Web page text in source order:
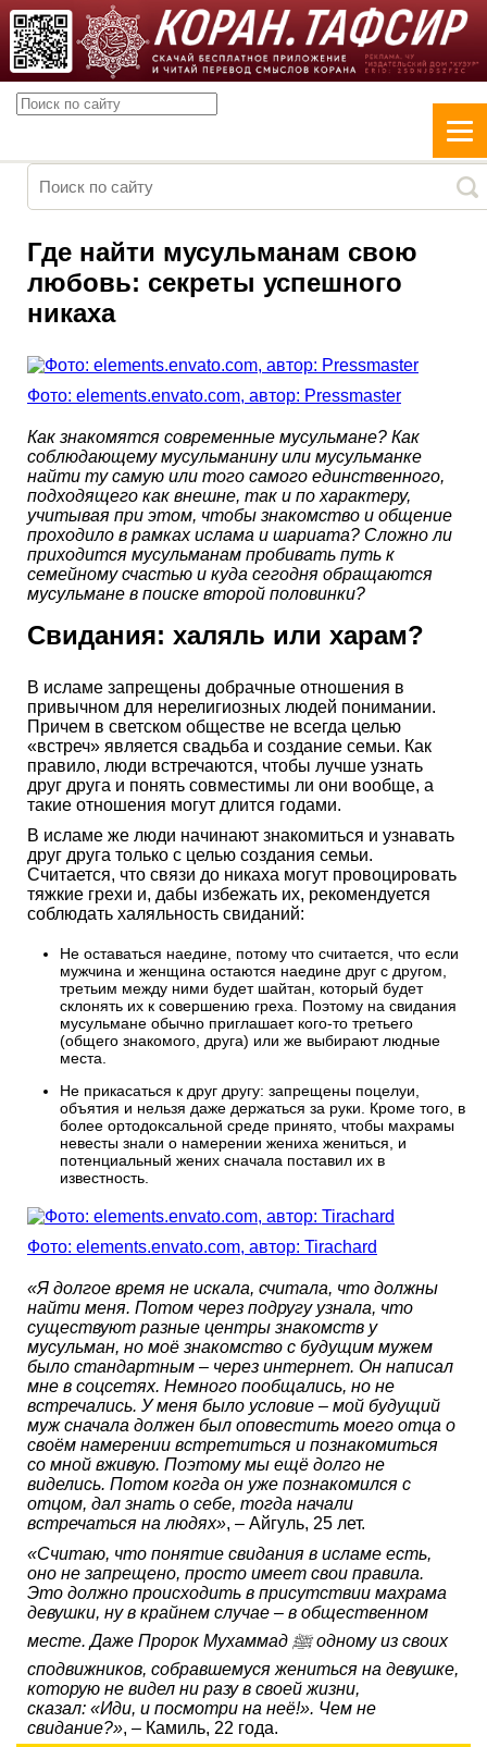
Где найти мусульманам свою
любовь: секреты успешного
никаха
Фото: elements.envato.com, автор: Pressmaster
Как знакомятся современные мусульмане? Как
соблюдающему мусульманину или мусульманке
найти ту самую или того самого единственного,
подходящего как внешне, так и по характеру,
учитывая при этом, чтобы знакомство и общение
проходило в рамках ислама и шариата? Сложно ли
приходится мусульманам пробивать путь к
семейному счастью и куда сегодня обращаются
мусульмане в поиске второй половинки?
Свидания: халяль или харам?
В исламе запрещены добрачные отношения в
привычном для нерелигиозных людей понимании.
Причем в светском обществе не всегда целью
«встреч» является свадьба и создание семьи. Как
правило, люди встречаются, чтобы лучше узнать
друг друга и понять совместимы ли они вообще, а
такие отношения могут длится годами.
В исламе же люди начинают знакомиться и узнавать
друг друга только с целью создания семьи.
Считается, что связи до никаха могут провоцировать
тяжкие грехи и, дабы избежать их, рекомендуется
соблюдать халяльность свиданий:
Не оставаться наедине, потому что считается, что если
мужчина и женщина остаются наедине друг с другом,
третьим между ними будет шайтан, который будет
склонять их к совершению греха. Поэтому на свидания
мусульмане обычно приглашает кого-то третьего
(общего знакомого, друга) или же выбирают людные
места.
Не прикасаться к друг другу: запрещены поцелуи,
объятия и нельзя даже держаться за руки. Кроме того, в
более ортодоксальной среде принято, чтобы махрамы
невесты знали о намерении жениха жениться, и
потенциальный жених сначала поставил их в
известность.
Фото: elements.envato.com, автор: Tirachard
«Я долгое время не искала, считала, что должны
найти меня. Потом через подругу узнала, что
существуют разные центры знакомств у
мусульман, но моё знакомство с будущим мужем
было стандартным – через интернет. Он написал
мне в соцсетях. Немного пообщались, но не
встречались. У меня было условие – мой будущий
муж сначала должен был оповестить моего отца о
своём намерении встретиться и познакомиться
со мной вживую. Поэтому мы ещё долго не
виделись. Потом когда он уже познакомился с
отцом, дал знать о себе, тогда начали
встречаться на людях», – Айгуль, 25 лет.
«Считаю, что понятие свидания в исламе есть,
оно не запрещено, просто имеет свои правила.
Это должно происходить в присутствии махрама
девушки, ну в крайнем случае – в общественном
месте. Даже Пророк Мухаммад ﷺодному из своих
сподвижников, собравшемуся жениться на девушке,
которую не видел ни разу в своей жизни,
сказал: «Иди, и посмотри на неё!». Чем не
свидание?», – Камиль, 22 года.